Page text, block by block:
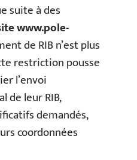
suite à des
www.pole-
de RIB n’est plus
restriction pousse
l’envoi
de leur RIB,
demandés,
coordonnées